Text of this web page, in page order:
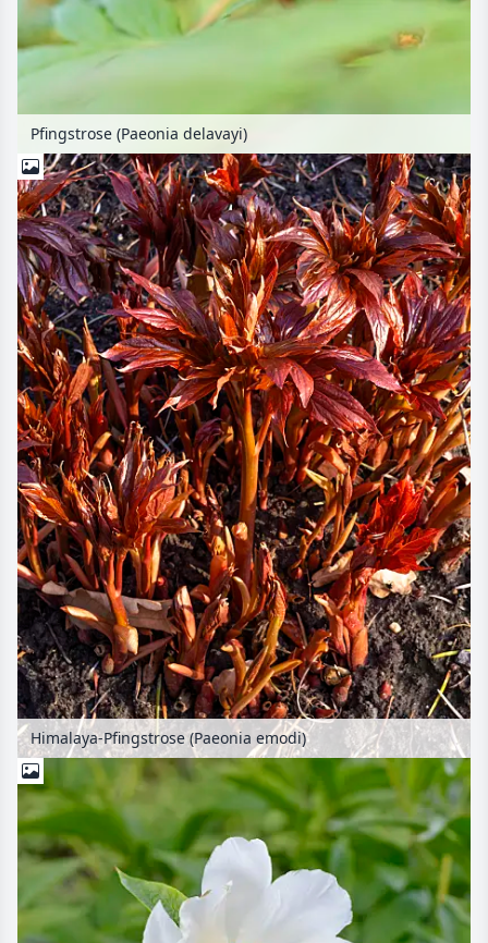
Pfingstrose (Paeonia delavayi)
Himalaya-Pfingstrose (Paeonia emodi)